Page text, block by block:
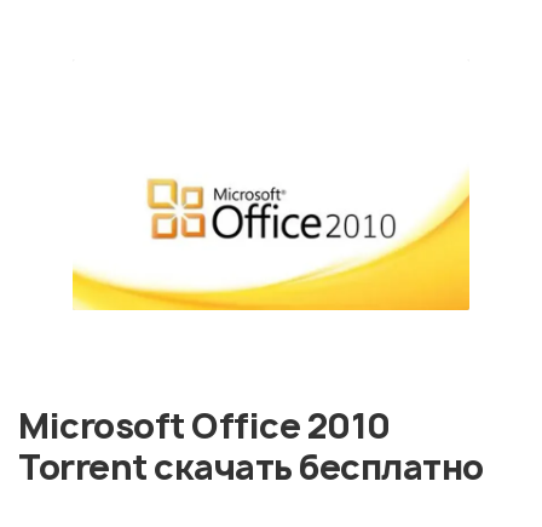
Microsoft Office 2010
Torrent скачать бесплатно